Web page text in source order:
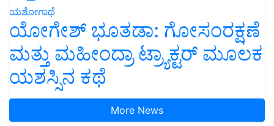
ಯಶೋಗಾಥೆ
ಯೋಗೇಶ್ ಭೂತಡಾ: ಗೋಸಂರಕ್ಷಣೆ
ಮತ್ತು ಮಹೀಂದ್ರಾ ಟ್ರ್ಯಾಕ್ಟರ್ ಮೂಲಕ
ಯಶಸ್ಸಿನ ಕಥೆ
More News